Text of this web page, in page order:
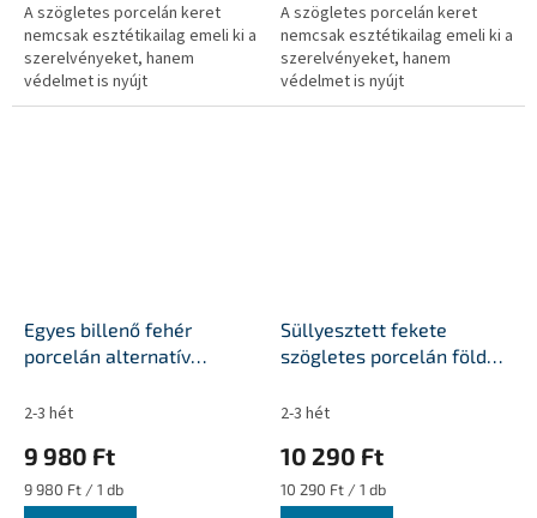
A szögletes porcelán keret
nemcsak esztétikailag emeli ki a
szerelvényeket, hanem
védelmet is nyújt
A szögletes porcelán keret
nemcsak esztétikailag emeli ki a
szerelvényeket, hanem
védelmet is nyújt
Egyes billenő fehér
porcelán alternatív
2-3 hét
9 980 Ft
Egységár:
9 980 Ft / 1 db
Süllyesztett fekete
szögletes porcelán földelt
2-3 hét
10 290 Ft
Egységár:
10 290 Ft / 1 db